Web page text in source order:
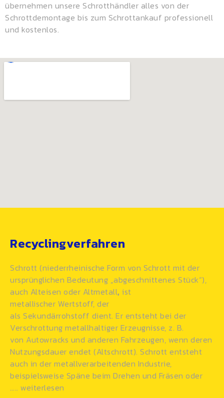
übernehmen unsere Schrotthändler alles von der
Schrottdemontage bis zum Schrottankauf professionell
und kostenlos.
Recyclingverfahren
Schrott (niederrheinische Form von Schrott mit der
ursprünglichen Bedeutung „abgeschnittenes Stück“),
auch Alteisen oder Altmetall, ist
metallischer Wertstoff, der
als Sekundärrohstoff dient. Er entsteht bei der
Verschrottung metallhaltiger Erzeugnisse, z. B.
von Autowracks und anderen Fahrzeugen, wenn deren
Nutzungsdauer endet (Altschrott). Schrott entsteht
auch in der metallverarbeitenden Industrie,
beispielsweise Späne beim Drehen und Fräsen oder
….. weiterlesen